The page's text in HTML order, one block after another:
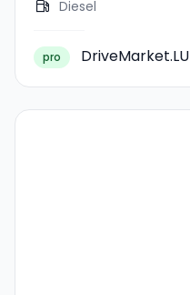
Diesel
pro DriveMarket.LU